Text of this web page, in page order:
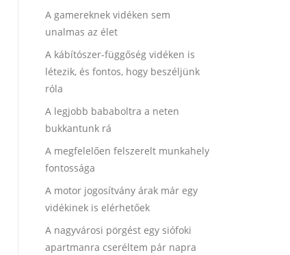
A gamereknek vidéken sem
unalmas az élet
A kábítószer-függőség vidéken is
létezik, és fontos, hogy beszéljünk
róla
A legjobb bababoltra a neten
bukkantunk rá
A megfelelően felszerelt munkahely
fontossága
A motor jogosítvány árak már egy
vidékinek is elérhetőek
A nagyvárosi pörgést egy siófoki
apartmanra cseréltem pár napra